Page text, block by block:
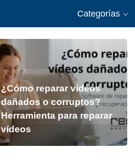
Categorías
¿Cómo reparar vídeos
dañados o corruptos?
Herramienta para reparar
vídeos